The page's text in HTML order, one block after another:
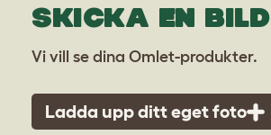
SKICKA EN BILD
Vi vill se dina Omlet-produkter.
Ladda upp ditt eget foto